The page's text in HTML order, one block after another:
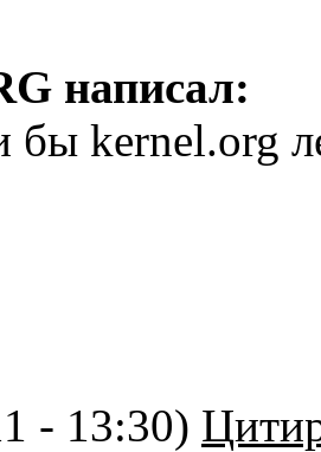
написал:
бы kernel.org
- 13:30)